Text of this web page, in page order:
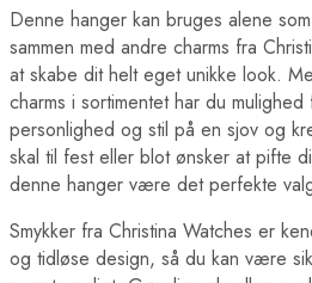
Denne hanger kan bruges alene
sammen med andre charms fra
at skabe dit helt eget unikke look.
charms i sortimentet har du
personlighed og stil på en sjov og
skal til fest eller blot ønsker at pifte
denne hanger være det perfekte
Smykker fra Christina Watches er
og tidløse design, så du kan være